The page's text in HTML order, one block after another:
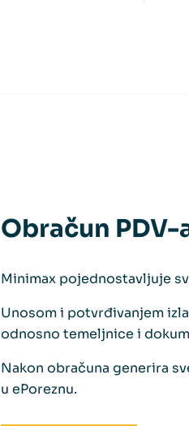
Obračun PDV-
Minimax pojednostavljuje
Unosom i potvrđivanjem
odnosno temeljnice i
Nakon obračuna generira
u ePoreznu.